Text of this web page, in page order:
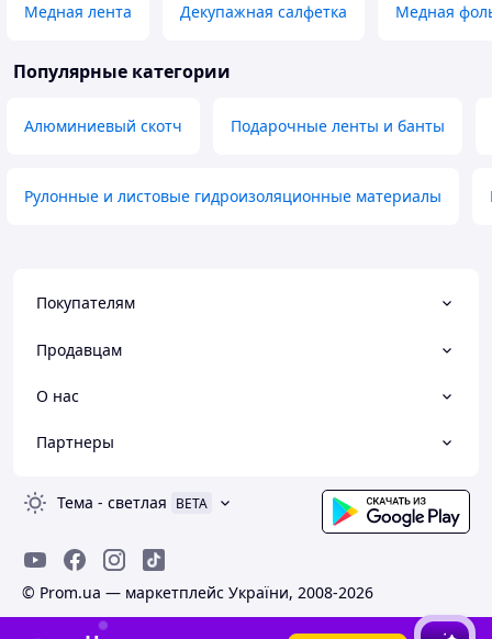
Медная лента Декупажная салфетка Медная
Популярные категории
Алюминиевый скотч Подарочные ленты и банты
Рулонные и листовые гидроизоляционные материалы
Покупателям
Продавцам
О нас
Партнеры
Тема - светлая BETA
© Prom.ua — маркетплейс України, 2008-2026